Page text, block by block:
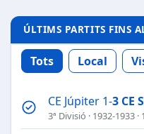
ÚLTIMS PARTITS FINS
Tots Local
CE Júpiter 1-3 CE
3ª Divisió · 1932-1933